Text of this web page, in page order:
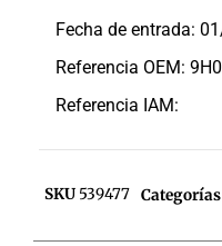
Fecha de entrada:
Referencia OEM:
Referencia IAM:
SKU 539477 Categorías